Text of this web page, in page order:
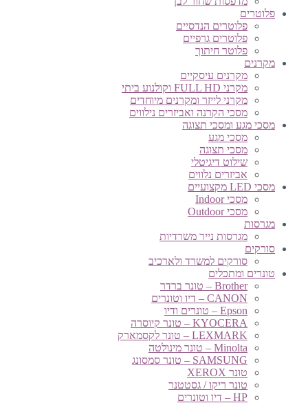
פלוטרים
פלוטרים הנדסיים
פלוטרים גרפיים
פלוטר חיתוך
מקרנים
מקרנים עיסקיים
מקרני FULL HD וקולנוע ביתי
מקרני לייזר ומקרנים מיוחדים
מסכי הקרנה ואביזרים נילווים
מסכי מגע ומסכי תצוגה
מסכי מגע
מסכי תצוגה
שילוט דיגיטלי
אביזרים נלווים
מסכי LED מקצועיים
מסכי Indoor
מסכי Outdoor
מגרסות
מגרסות נייר משרדיות
סורקים
סורקים למשרד ולארכיב
טונרים ומתכלים
Brother – טונר ברדר
CANON – דיו וטונרים
Epson – טונרים ודיו
KYOCERA – טונר קיוסרה
LEXMARK – טונר לקסמארק
Minolta – טונר מינולטה
SAMSUNG – טונר סמסונג
טונר XEROX
טונר ריקו / גסטטנר
HP – דיו וטונרים